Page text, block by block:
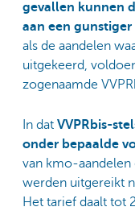
gevallen kunnen
aan een
als de aandelen
uitgekeerd,
zogenaamde
In dat VVPRbis-
onder bepaalde
van kmo-aandelen
werden uitgereikt
Het tarief daalt tot